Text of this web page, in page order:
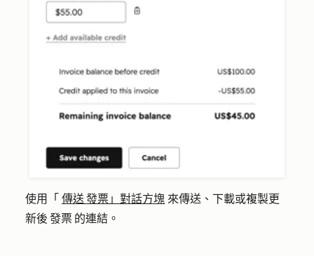
使用「 傳送 發票」對話方塊 來傳送、下載或複製更
新後 發票 的連結。